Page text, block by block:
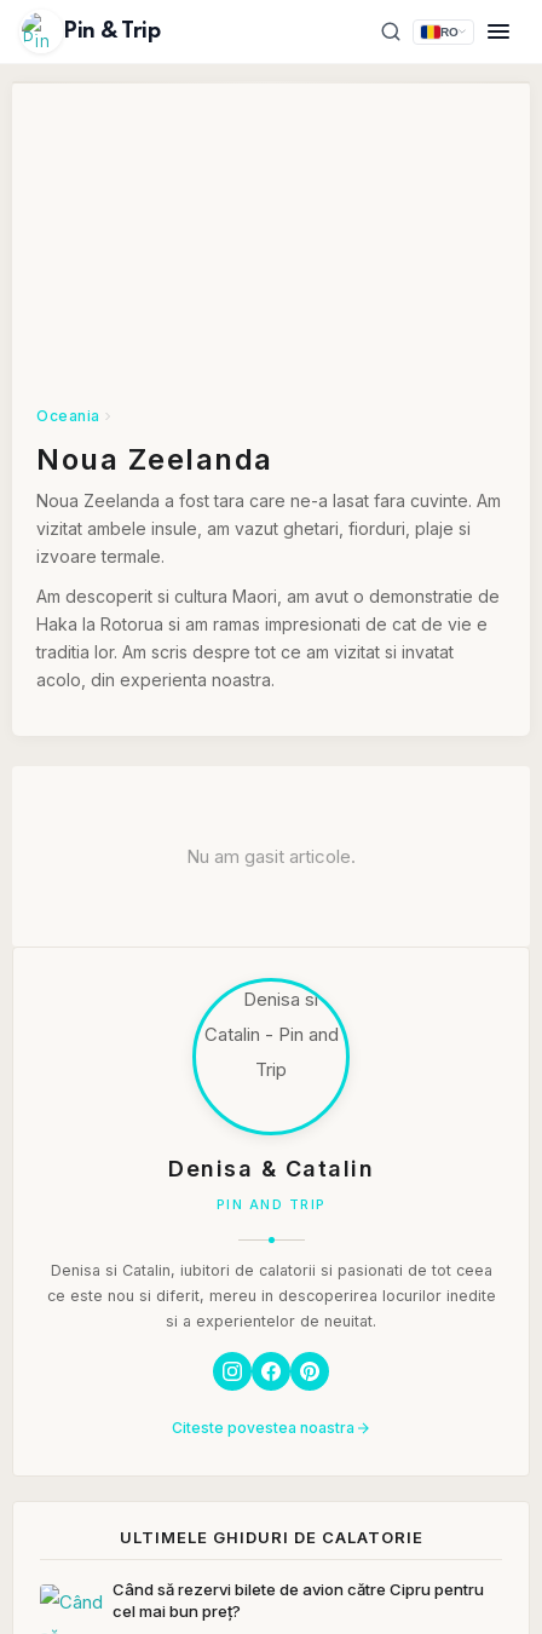
Pin & Trip RO
Oceania
Noua Zeelanda
Noua Zeelanda a fost tara care ne-a lasat fara cuvinte. Am
vizitat ambele insule, am vazut ghetari, fiorduri, plaje si
izvoare termale.
Am descoperit si cultura Maori, am avut o demonstratie de
Haka la Rotorua si am ramas impresionati de cat de vie e
traditia lor. Am scris despre tot ce am vizitat si invatat
acolo, din experienta noastra.
Nu am gasit articole.
Denisa & Catalin
PIN AND TRIP
Denisa si Catalin, iubitori de calatorii si pasionati de tot ceea
ce este nou si diferit, mereu in descoperirea locurilor inedite
si a experientelor de neuitat.
Citeste povestea noastra
ULTIMELE GHIDURI DE CALATORIE
Când să rezervi bilete de avion către Cipru pentru
cel mai bun preț?